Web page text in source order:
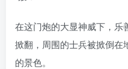
在这门炮的大显神威下，乐
掀翻，周围的士兵被掀倒在
的景色。